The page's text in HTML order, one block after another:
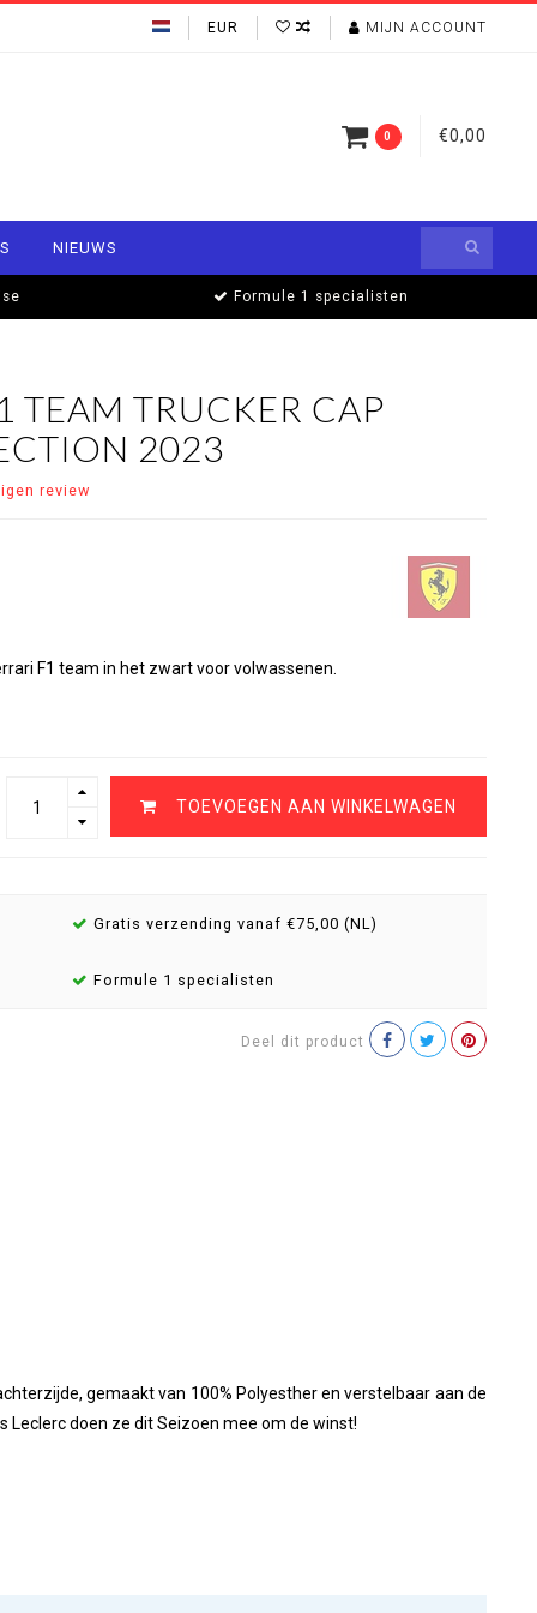
EUR MIJN ACCOUNT
0 €0,00
NIEUWS
Formule 1 specialisten
TEAM TRUCKER CAP
2023
review
F1 team in het zwart voor volwassenen.
TOEVOEGEN AAN WINKELWAGEN
Gratis verzending vanaf €75,00 (NL)
Formule 1 specialisten
Deel dit product
gemaakt van 100% Polyesther en verstelbaar aan de
Leclerc doen ze dit Seizoen mee om de winst!